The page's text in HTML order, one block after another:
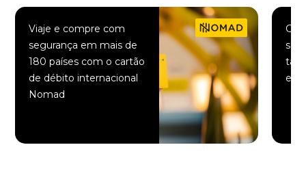
Viaje e compre com
segurança em mais de
180 países com o cartão
de débito internacional
Nomad